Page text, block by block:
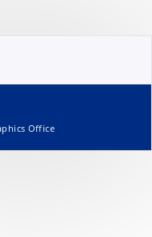
Office